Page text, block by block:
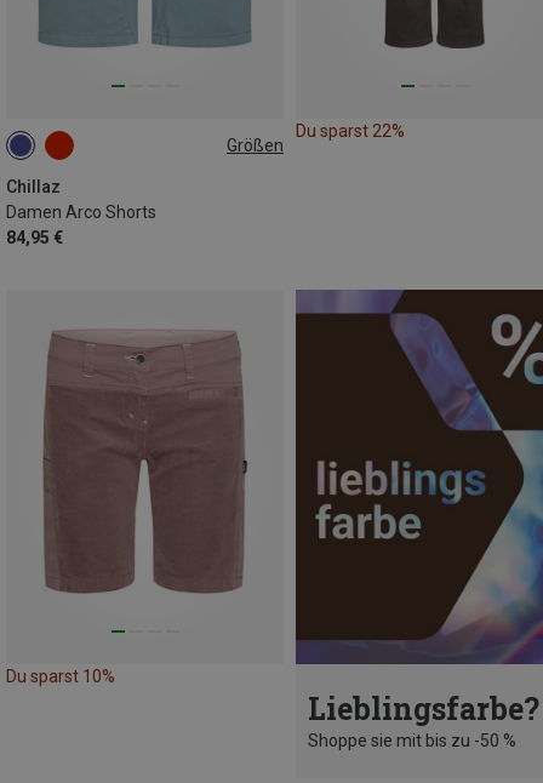
Größen
Chillaz
Damen Arco Shorts
84,95 €
S L
Du sparst 22%
Du sparst 10%
Lieblingsfarbe?
Shoppe sie mit bis zu -50 %